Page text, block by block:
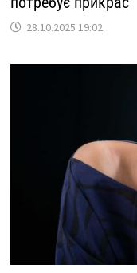
28.10.2025 19:02